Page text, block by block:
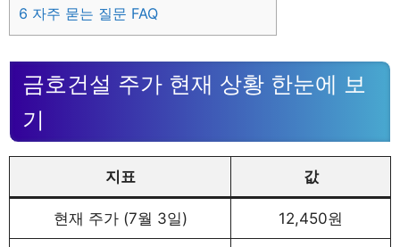
6 자주 묻는 질문 FAQ
금호건설 주가 현재 상황 한눈에 보
기
지표 값
현재 주가 (7월 3일) 12,450원